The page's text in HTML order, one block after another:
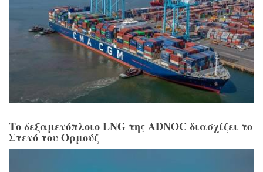
Το δεξαμενόπλοιο LNG της ADNOC διασχίζει το
Στενό του Ορμούζ